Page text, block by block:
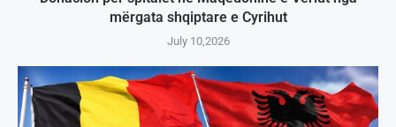
mërgata shqiptare e Cyrihut
July 10,2026